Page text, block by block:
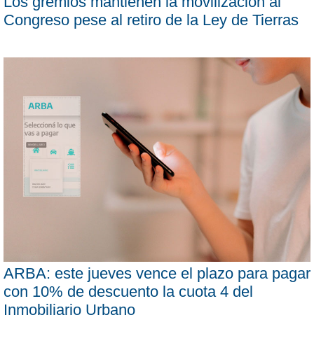
Congreso pese al retiro de la Ley de Tierras
ARBA: este jueves vence el plazo para pagar
con 10% de descuento la cuota 4 del
Inmobiliario Urbano